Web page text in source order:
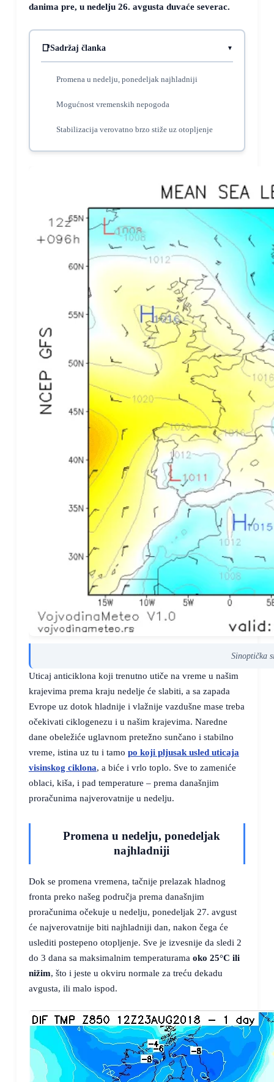
danima pre, u nedelju 26. avgusta duvaće severac.
Sadržaj članka
Promena u nedelju, ponedeljak najhladniji
Mogućnost vremenskih nepogoda
Stabilizacija verovatno brzo stiže uz otopljenje
Sinoptička
Uticaj anticiklona koji trenutno utiče na vreme u našim
krajevima prema kraju nedelje će slabiti, a sa zapada
Evrope uz dotok hladnije i vlažnije vazdušne mase treba
očekivati ciklogenezu i u našim krajevima. Naredne
dane obeležiće uglavnom pretežno sunčano i stabilno
vreme, istina uz tu i tamo po koji pljusak usled uticaja
visinskog ciklona, a biće i vrlo toplo. Sve to zameniće
oblaci, kiša, i pad temperature – prema današnjim
proračunima najverovatnije u nedelju.
Promena u nedelju, ponedeljak
najhladniji
Dok se promena vremena, tačnije prelazak hladnog
fronta preko našeg područja prema današnjim
proračunima očekuje u nedelju, ponedeljak 27. avgust
će najverovatnije biti najhladniji dan, nakon čega će
uslediti postepeno otopljenje. Sve je izvesnije da sledi 2
do 3 dana sa maksimalnim temperaturama oko 25°C ili
nižim, što i jeste u okviru normale za treću dekadu
avgusta, ili malo ispod.